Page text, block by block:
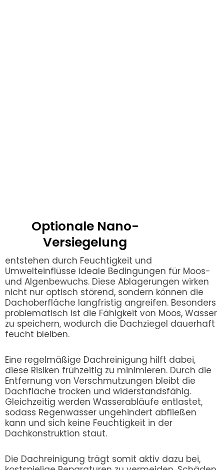
Optionale Nano-
Versiegelung
entstehen durch Feuchtigkeit und
Umwelteinflüsse ideale Bedingungen für Moos-
und Algenbewuchs. Diese Ablagerungen wirken
nicht nur optisch störend, sondern können die
Dachoberfläche langfristig angreifen. Besonders
problematisch ist die Fähigkeit von Moos, Wasser
zu speichern, wodurch die Dachziegel dauerhaft
feucht bleiben.
Eine regelmäßige Dachreinigung hilft dabei,
diese Risiken frühzeitig zu minimieren. Durch die
Entfernung von Verschmutzungen bleibt die
Dachfläche trocken und widerstandsfähig.
Gleichzeitig werden Wasserabläufe entlastet,
sodass Regenwasser ungehindert abfließen
kann und sich keine Feuchtigkeit in der
Dachkonstruktion staut.
Die Dachreinigung trägt somit aktiv dazu bei,